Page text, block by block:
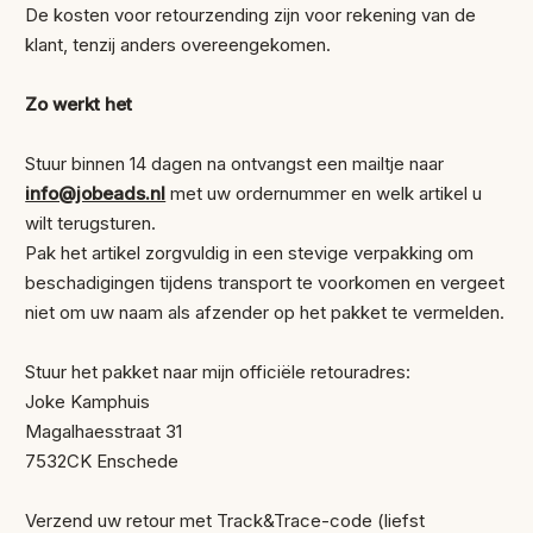
De kosten voor retourzending zijn voor rekening van de
klant, tenzij anders overeengekomen.
Zo werkt het
Stuur binnen 14 dagen na ontvangst een mailtje naar
info@jobeads.nl met uw ordernummer en welk artikel u
wilt terugsturen.
Pak het artikel zorgvuldig in een stevige verpakking om
beschadigingen tijdens transport te voorkomen en vergeet
niet om uw naam als afzender op het pakket te vermelden.
Stuur het pakket naar mijn officiële retouradres:
Joke Kamphuis
Magalhaesstraat 31
7532CK Enschede
Verzend uw retour met Track&Trace-code (liefst